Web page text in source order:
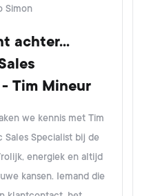
Simon
achter...
Tim Mineur
we kennis met Tim
Sales Specialist bij de
energiek en altijd
kansen. Iemand die